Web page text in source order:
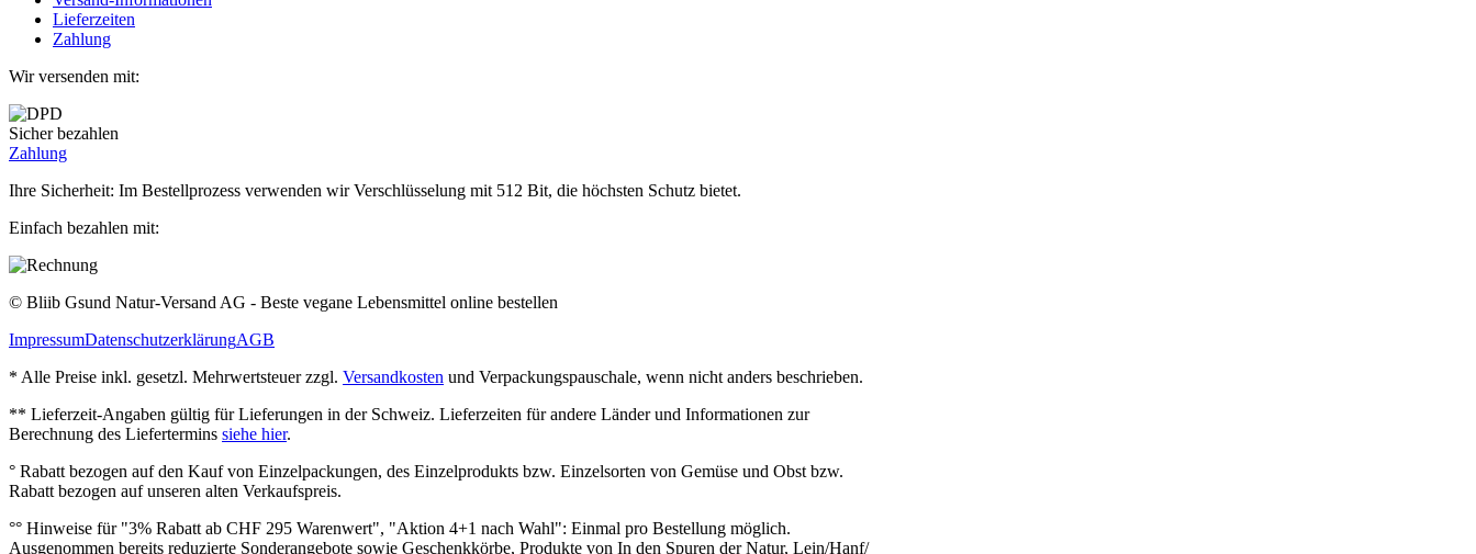
Lieferzeiten
Zahlung
Wir versenden mit:
Sicher bezahlen
Zahlung
Ihre Sicherheit: Im Bestellprozess verwenden wir Verschlüsselung mit 512 Bit, die höchsten Schutz bietet.
Einfach bezahlen mit:
© Bliib Gsund Natur-Versand AG - Beste vegane Lebensmittel online bestellen
ImpressumDatenschutzerklärungAGB
* Alle Preise inkl. gesetzl. Mehrwertsteuer zzgl. Versandkosten und Verpackungspauschale, wenn nicht anders beschrieben.
** Lieferzeit‐Angaben gültig für Lieferungen in der Schweiz. Lieferzeiten für andere Länder und Informationen zur
Berechnung des Liefertermins siehe hier.
° Rabatt bezogen auf den Kauf von Einzelpackungen, des Einzelprodukts bzw. Einzelsorten von Gemüse und Obst bzw.
Rabatt bezogen auf unseren alten Verkaufspreis.
°° Hinweise für "3% Rabatt ab CHF 295 Warenwert", "Aktion 4+1 nach Wahl": Einmal pro Bestellung möglich.
Ausgenommen bereits reduzierte Sonderangebote sowie Geschenkkörbe, Produkte von In den Spuren der Natur, Lein/Hanf/